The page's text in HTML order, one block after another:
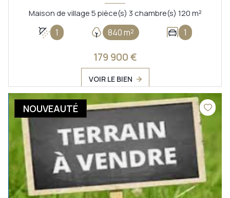
Maison de village 5 pièce(s) 3 chambre(s) 120 m²
1 840 m² 1
179 900 €
VOIR LE BIEN
NOUVEAUTÉ